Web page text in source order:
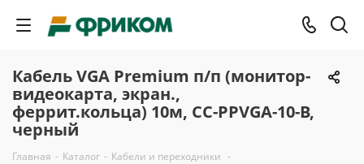
Кабель VGA Premium п/п (монитор-
видеокарта, экран.,
феррит.кольца) 10м, CC-PPVGA-10-B,
черный
Главная - Каталог - Кабели и переходники -